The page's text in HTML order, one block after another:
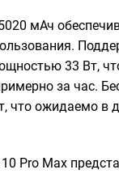
мАч
33 Вт,
за час.
что ожидаемо в
Pro Max